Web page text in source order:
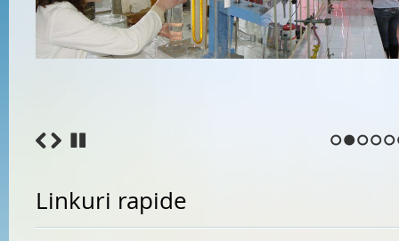
Linkuri rapide